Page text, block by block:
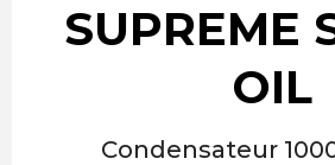
SUPREME
OIL
Condensateur